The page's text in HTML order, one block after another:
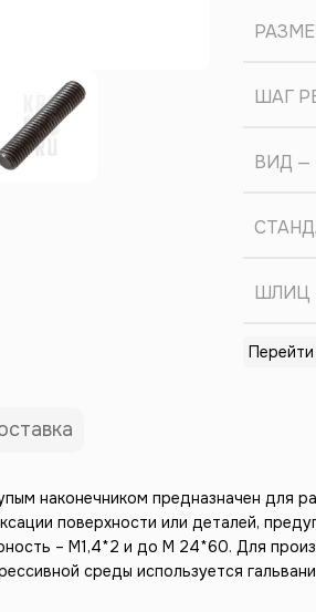
ШАГ
ВИД
ШЛИЦ
наконечником предназначен
поверхности или деталей,
– М1,4*2 и до М 24*60. Для
среды используется